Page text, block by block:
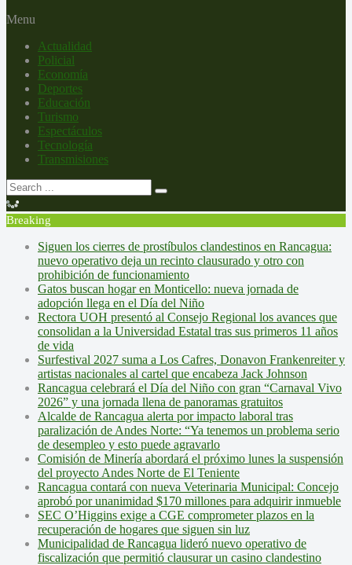
Menu
Actualidad
Policial
Economía
Deportes
Educación
Turismo
Espectáculos
Tecnología
Transmisiones
Breaking
Siguen los cierres de prostíbulos clandestinos en Rancagua:
nuevo operativo deja un recinto clausurado y otro con
prohibición de funcionamiento
Gatos buscan hogar en Monticello: nueva jornada de
adopción llega en el Día del Niño
Rectora UOH presentó al Consejo Regional los avances que
consolidan a la Universidad Estatal tras sus primeros 11 años
de vida
Surfestival 2027 suma a Los Cafres, Donavon Frankenreiter y
artistas nacionales al cartel que encabeza Jack Johnson
Rancagua celebrará el Día del Niño con gran “Carnaval Vivo
2026” y una jornada llena de panoramas gratuitos
Alcalde de Rancagua alerta por impacto laboral tras
paralización de Andes Norte: “Ya tenemos un problema serio
de desempleo y esto puede agravarlo
Comisión de Minería abordará el próximo lunes la suspensión
del proyecto Andes Norte de El Teniente
Rancagua contará con nueva Veterinaria Municipal: Concejo
aprobó por unanimidad $170 millones para adquirir inmueble
SEC O’Higgins exige a CGE comprometer plazos en la
recuperación de hogares que siguen sin luz
Municipalidad de Rancagua lideró nuevo operativo de
fiscalización que permitió clausurar un casino clandestino